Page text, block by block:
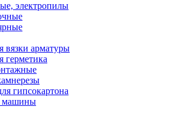
электропилы
вязки арматуры
герметика
гипсокартона
машины